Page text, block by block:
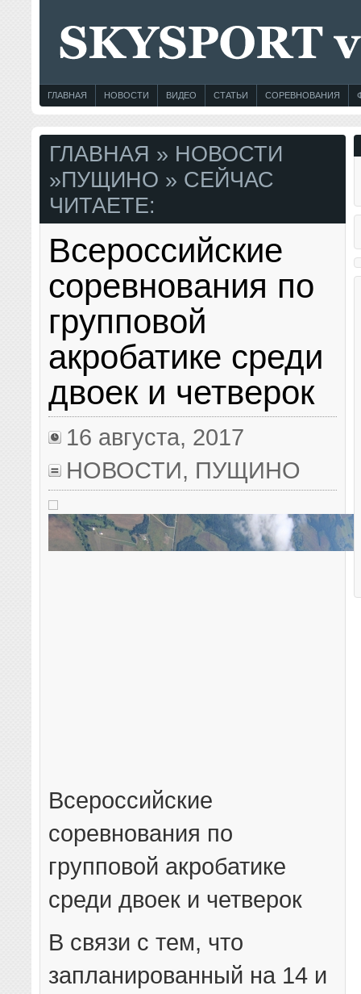
ГЛАВНАЯ НОВОСТИ ВИДЕО СТАТЬИ СОРЕВНОВАНИЯ
ГЛАВНАЯ » НОВОСТИ
»ПУЩИНО » СЕЙЧАС
ЧИТАЕТЕ:
Всероссийские
соревнования по
групповой
акробатике среди
двоек и четверок
16 августа, 2017
НОВОСТИ, ПУЩИНО
Всероссийские
соревнования по
групповой акробатике
среди двоек и четверок
В связи с тем, что
запланированный на 14 и